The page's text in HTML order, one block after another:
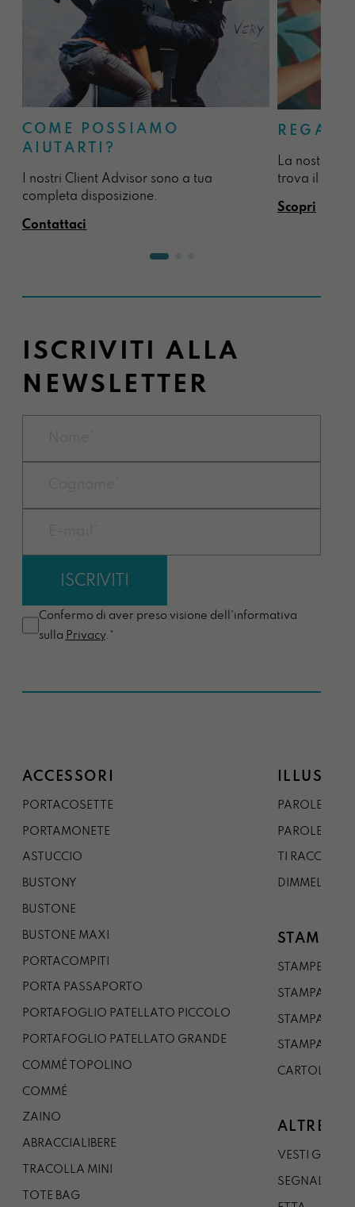
COME POSSIAMO
AIUTARTI?
I nostri Client Advisor sono a tua
completa disposizione.
Contattaci
La nostra
trova il
Scopri
ISCRIVITI ALLA
NEWSLETTER
Confermo di aver preso visione dell'informativa
sulla Privacy.*
ACCESSORI
PORTACOSETTE
PORTAMONETE
ASTUCCIO
BUSTONY
BUSTONE
BUSTONE MAXI
PORTACOMPITI
PORTA PASSAPORTO
PORTAFOGLIO PATELLATO PICCOLO
PORTAFOGLIO PATELLATO GRANDE
COMMÉ TOPOLINO
COMMÉ
ZAINO
ABRACCIALIBERE
TRACOLLA MINI
TOTE BAG
PAROLE DAL
PAROLE DA
TI
DIMMELO
STAMPE
STAMPE A5
STAMPA A3
STAMPA A1
STAMPA A0
CARTOLINA
ALTRE
VESTI
SEGNALIBRO